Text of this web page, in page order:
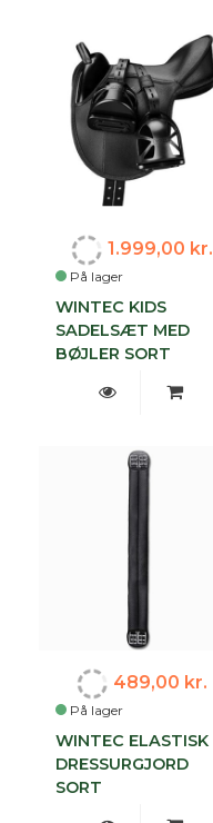
På lager
1.999,00 kr.
WINTEC KIDS
SADELSÆT MED
BØJLER SORT
På lager
489,00 kr.
WINTEC ELASTISK
DRESSURGJORD
SORT